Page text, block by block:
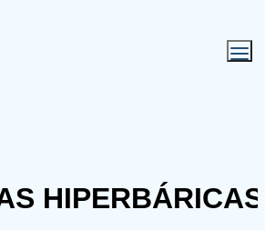
HIPERBÁRICAS